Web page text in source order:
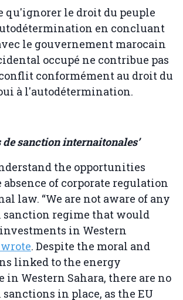
qu'ignorer le droit du peuple
en concluant
le gouvernement marocain
occupé ne contribue pas
conformément au droit du
à l'autodétermination.
sanction internaitonales’
the opportunities
absence of corporate regulation
law. “We are not aware of any
regime that would
in Western
. Despite the moral and
linked to the energy
Western Sahara, there are no
in place, as the EU